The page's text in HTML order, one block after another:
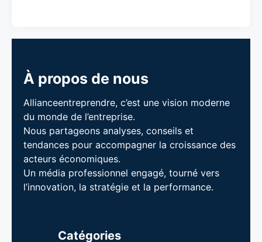
À propos de nous
Allianceentreprendre, c’est une vision moderne
du monde de l’entreprise.
Nous partageons analyses, conseils et
tendances pour accompagner la croissance des
acteurs économiques.
Un média professionnel engagé, tourné vers
l’innovation, la stratégie et la performance.
Catégories